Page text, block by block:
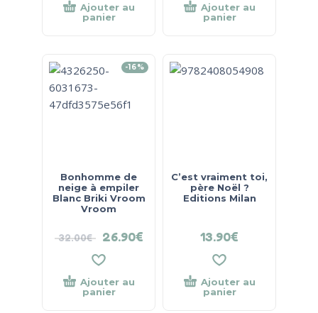
Ajouter au
panier
Ajouter au
panier
-16%
Bonhomme de
neige à empiler
Blanc Briki Vroom
Vroom
32.00€ 26.90€
Ajouter au
panier
C’est vraiment toi,
père Noël ?
Editions Milan
13.90€
Ajouter au
panier